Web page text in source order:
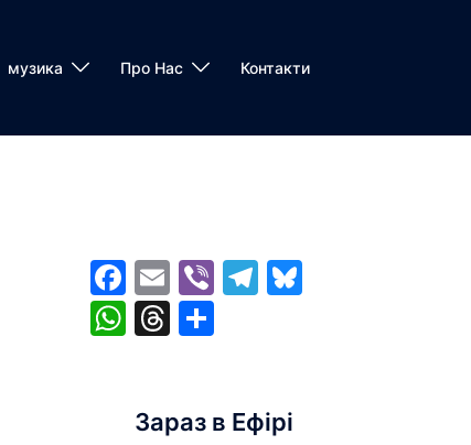
музика Про Нас Контакти
Facebook
EmailViberTelegram
Bluesky
WhatsApp
Threads
Share
Зараз в Ефірі